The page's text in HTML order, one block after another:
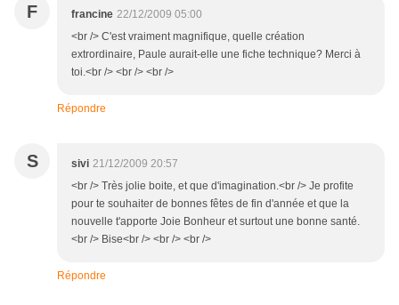
F francine 22/12/2009 05:00
<br /> C'est vraiment magnifique, quelle création
extrordinaire, Paule aurait-elle une fiche technique? Merci à
toi.<br /> <br /> <br />
Répondre
S sivi 21/12/2009 20:57
<br /> Très jolie boite, et que d'imagination.<br /> Je profite
pour te souhaiter de bonnes fêtes de fin d'année et que la
nouvelle t'apporte Joie Bonheur et surtout une bonne santé.
<br /> Bise<br /> <br /> <br />
Répondre